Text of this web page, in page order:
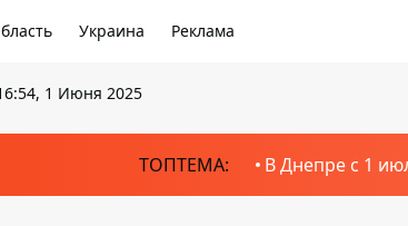
Украина Реклама
1 Июня 2025
ТОПТЕМА: В Днепре с 1